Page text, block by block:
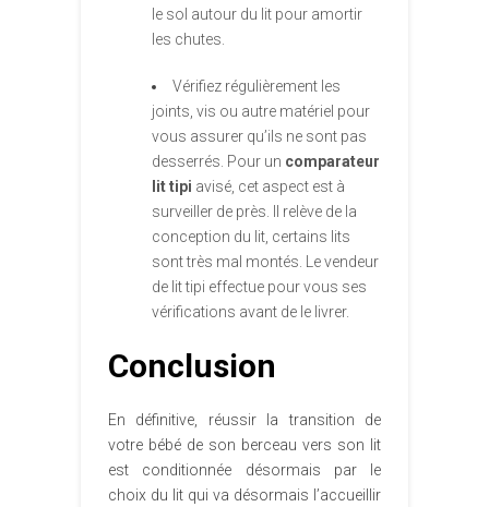
le sol autour du lit pour amortir
les chutes.
Vérifiez régulièrement les
joints, vis ou autre matériel pour
vous assurer qu’ils ne sont pas
desserrés. Pour un comparateur
lit tipi avisé, cet aspect est à
surveiller de près. Il relève de la
conception du lit, certains lits
sont très mal montés. Le vendeur
de lit tipi effectue pour vous ses
vérifications avant de le livrer.
Conclusion
En définitive, réussir la transition de
votre bébé de son berceau vers son lit
est conditionnée désormais par le
choix du lit qui va désormais l’accueillir